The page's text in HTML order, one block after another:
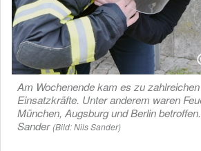
Am Wochenende kam es zu
Einsatzkräfte. Unter anderem waren
München, Augsburg und Berlin
Sander (Bild: Nils Sander)